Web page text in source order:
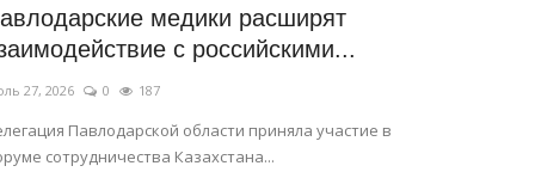
медики расширят
с российскими...
27, 2026 0 187
Павлодарской области приняла участие в
сотрудничества Казахстана...